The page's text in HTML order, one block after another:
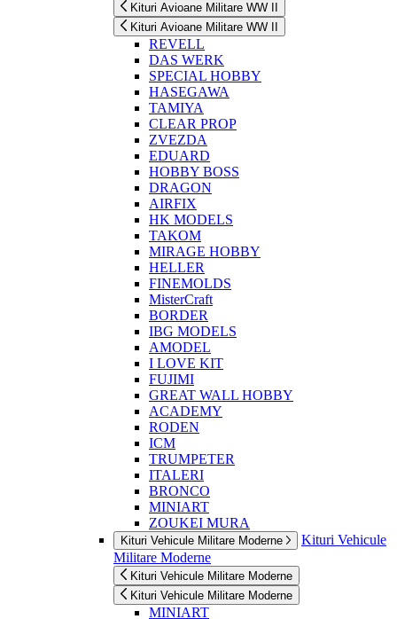
Kituri Avioane Militare WW II
Kituri Avioane Militare WW II
REVELL
DAS WERK
SPECIAL HOBBY
HASEGAWA
TAMIYA
CLEAR PROP
ZVEZDA
EDUARD
HOBBY BOSS
DRAGON
AIRFIX
HK MODELS
TAKOM
MIRAGE HOBBY
HELLER
FINEMOLDS
MisterCraft
BORDER
IBG MODELS
AMODEL
I LOVE KIT
FUJIMI
GREAT WALL HOBBY
ACADEMY
RODEN
ICM
TRUMPETER
ITALERI
BRONCO
MINIART
ZOUKEI MURA
Kituri Vehicule Militare Moderne
Kituri Vehicule
Militare Moderne
Kituri Vehicule Militare Moderne
Kituri Vehicule Militare Moderne
MINIART